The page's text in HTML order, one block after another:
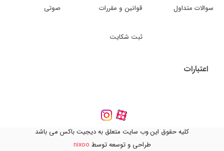
سوالات متداول قوانین و مقررات
ثبت شکایت
صوتی
اعتبارات
کلیه حقوق این وب سایت متعلق به دیجیت باکس می باشد
طراحی و توسعه توسط nixoo